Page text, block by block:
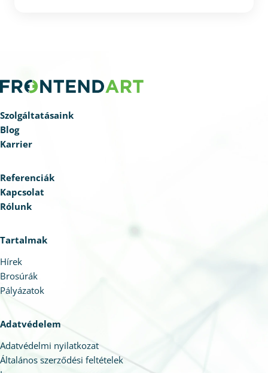
Assessment szolgáltatás a vezetői és technikai
stabilabb, átláthatóbb és hosszú távon
Szolgáltatásaink
Blog
Karrier
Referenciák
Kapcsolat
Rólunk
Tartalmak
Hírek
Brosúrák
Pályázatok
Adatvédelem
Adatvédelmi nyilatkozat
Általános szerződési feltételek